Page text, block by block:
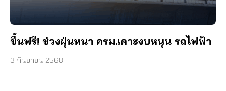
ขี้นฟรี! ช่วงฝุ่นหนา ครม.เคาะงบหนุน รถไฟฟ้า
3 กันยายน 2568